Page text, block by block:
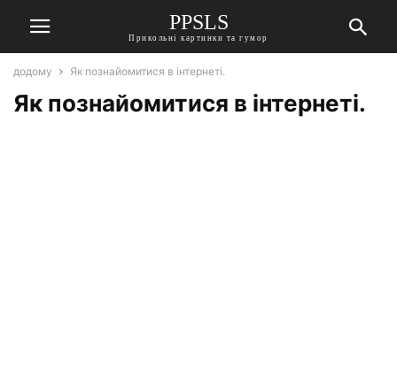
PPSLS
Прикольні картинки та гумор
додому Як познайомитися в інтернеті.
Як познайомитися в інтернеті.